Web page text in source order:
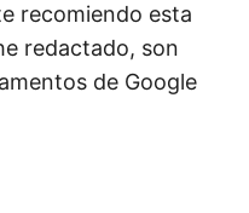
recomiendo esta
redactado, son
de Google